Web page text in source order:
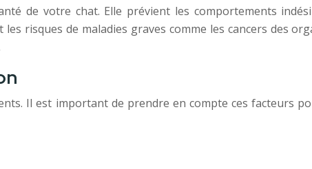
de votre chat. Elle prévient les comportements
risques de maladies graves comme les cancers des
Il est important de prendre en compte ces facteurs